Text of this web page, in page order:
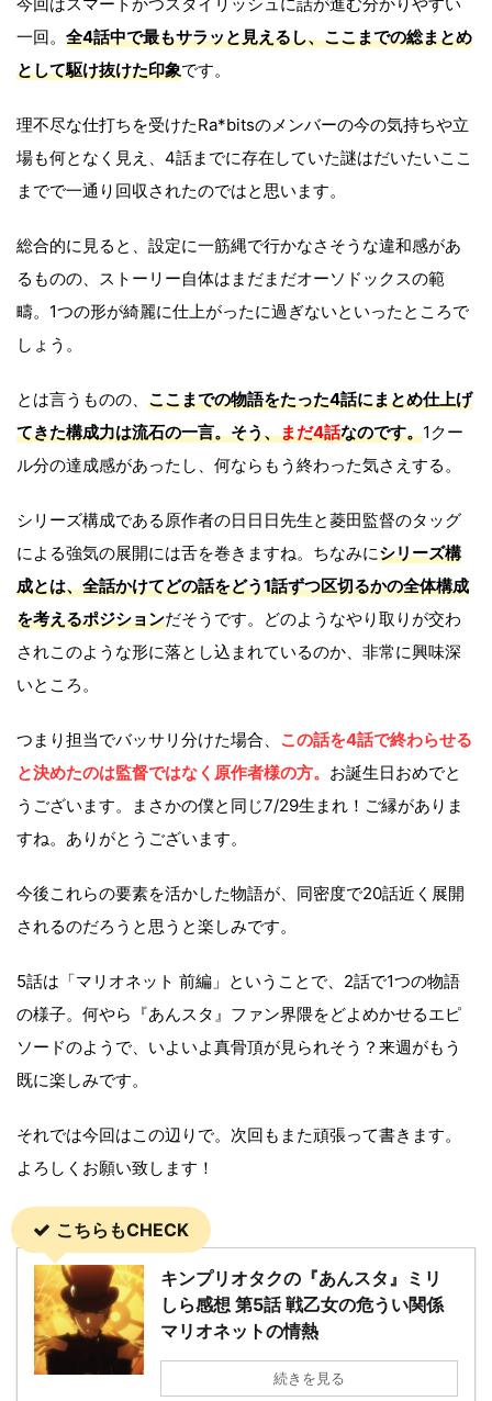
一回。 全4話中で最もサラッと見えるし、ここまでの総まとめ
として駆け抜けた印象です。
理不尽な仕打ちを受けたRa*bitsのメンバーの今の気持ちや立
場も何となく見え、4話までに存在していた謎はだいたいここ
までで一通り回収されたのではと思います。
総合的に見ると、設定に一筋縄で行かなさそうな違和感があ
るものの、ストーリー自体はまだまだオーソドックスの範
疇。1つの形が綺麗に仕上がったに過ぎないといったところで
しょう。
とは言うものの、 ここまでの物語をたった4話にまとめ仕上げ
てきた構成力は流石の一言。そう、まだ4話なのです。1クー
ル分の達成感があったし、何ならもう終わった気さえする。
シリーズ構成である原作者の日日日先生と菱田監督のタッグ
による強気の展開には舌を巻きますね。ちなみにシリーズ構
成とは、全話かけてどの話をどう1話ずつ区切るかの全体構成
を考えるポジションだそうです。どのようなやり取りが交わ
されこのような形に落とし込まれているのか、非常に興味深
いところ。
つまり担当でバッサリ分けた場合、 この話を4話で終わらせる
と決めたのは監督ではなく原作者様の方。 お誕生日おめでと
うございます。まさかの僕と同じ7/29生まれ！ご縁がありま
すね。ありがとうございます。
今後これらの要素を活かした物語が、同密度で20話近く展開
されるのだろうと思うと楽しみです。
5話は「マリオネット 前編」ということで、2話で1つの物語
の様子。何やら『あんスタ』ファン界隈をどよめかせるエピ
ソードのようで、いよいよ真骨頂が見られそう？来週がもう
既に楽しみです。
それでは今回はこの辺りで。次回もまた頑張って書きます。
よろしくお願い致します！
こちらもCHECK
キンプリオタクの『あんスタ』ミリ
しら感想 第5話 戦乙女の危うい関係
マリオネットの情熱
続きを見る